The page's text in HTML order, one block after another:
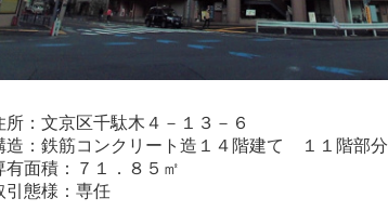
所：文京区千駄木４－１３－６
造：鉄筋コンクリート造１４階建て １１階部分
有面積：７１．８５㎡
引態様：専任